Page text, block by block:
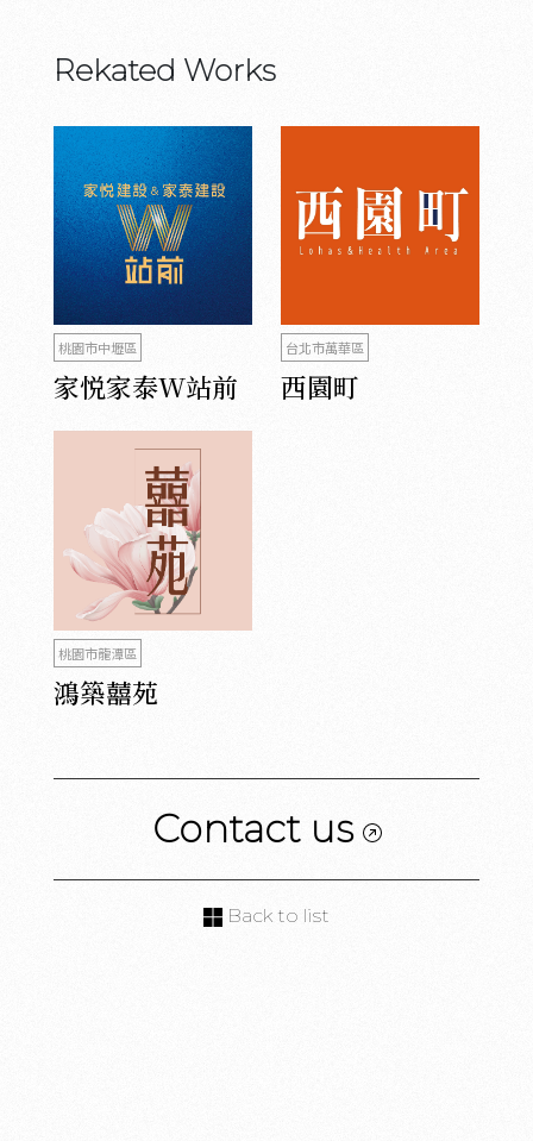
Rekated Works
桃園市中壢區
家悦家泰W站前
台北市萬華區
西園町
桃園市龍潭區
鴻築囍苑
Contact us
Back to list